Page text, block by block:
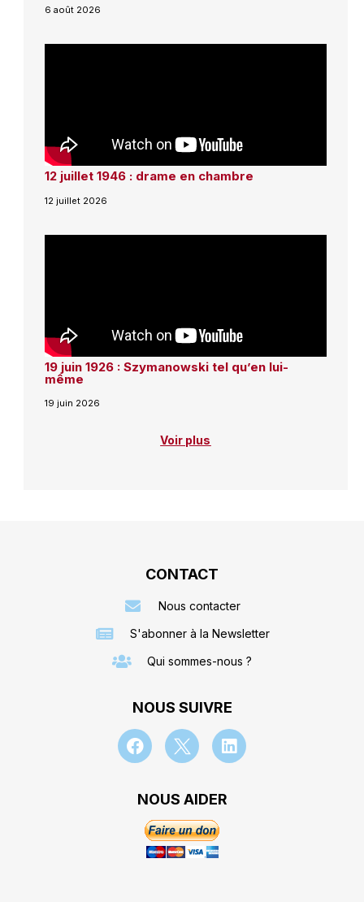
6 août 2026
12 juillet 1946 : drame en chambre
12 juillet 2026
19 juin 1926 : Szymanowski tel qu’en lui-
même
19 juin 2026
Voir plus
CONTACT
Nous contacter
S'abonner à la Newsletter
Qui sommes-nous ?
NOUS SUIVRE
NOUS AIDER